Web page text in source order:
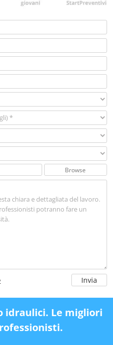
Browse
idraulici. Le migliori